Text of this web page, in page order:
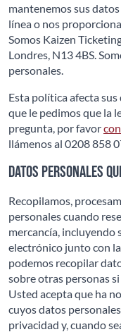
mantenemos sus
línea o nos
Somos Kaizen
Londres, N13 4BS.
personales.
Esta política afecta
que le pedimos que la
pregunta, por favor
llámenos al 0208 858
Datos personales
Recopilamos,
personales cuando
mercancía, incluyendo
electrónico junto con
podemos recopilar
sobre otras personas
Usted acepta que ha
cuyos datos
privacidad y, cuando